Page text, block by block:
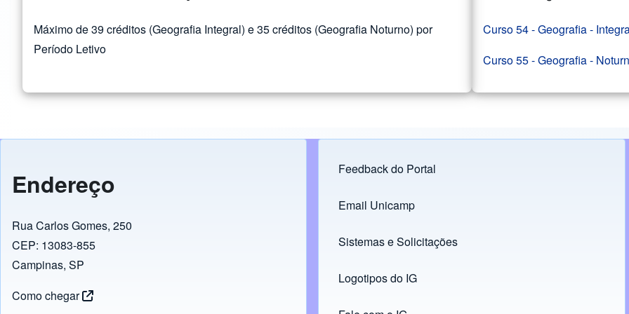
Máximo de 39 créditos (Geografia Integral) e 35 créditos (Geografia Noturno) por
Período Letivo
Curso 54 - Geografia -
Curso 55 - Geografia -
Endereço
Rua Carlos Gomes, 250
CEP: 13083-855
Campinas, SP
Como chegar
Footer menu
Feedback do Portal
Links
Email Unicamp
(opens in new tab)
Sistemas e Solicitações
(opens in new tab)
Logotipos do IG
(opens in new tab)